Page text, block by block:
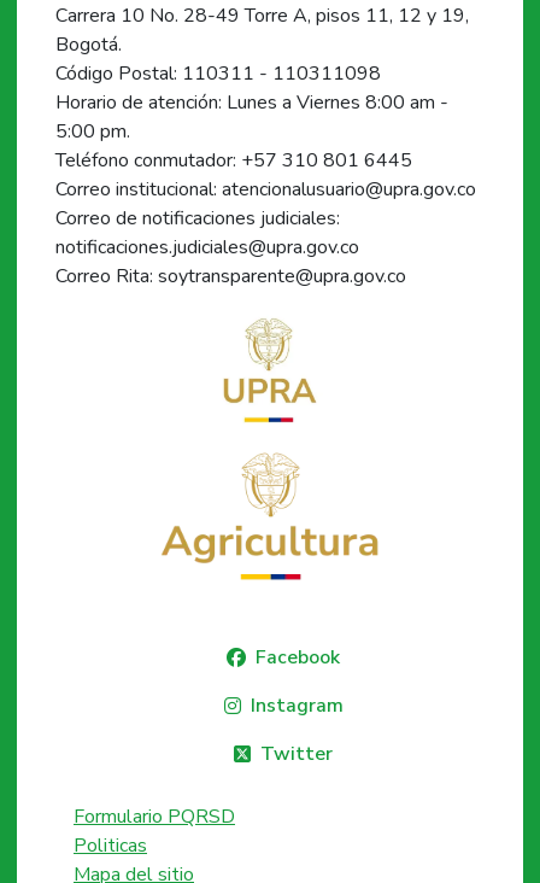
Carrera 10 No. 28-49 Torre A, pisos 11, 12 y 19,
Bogotá.
Código Postal: 110311 - 110311098
Horario de atención: Lunes a Viernes 8:00 am -
5:00 pm.
Teléfono conmutador: +57 310 801 6445
Correo institucional: atencionalusuario@upra.gov.co
Correo de notificaciones judiciales:
notificaciones.judiciales@upra.gov.co
Correo Rita: soytransparente@upra.gov.co
Facebook
Instagram
Twitter
Formulario PQRSD
Politicas
Mapa del sitio